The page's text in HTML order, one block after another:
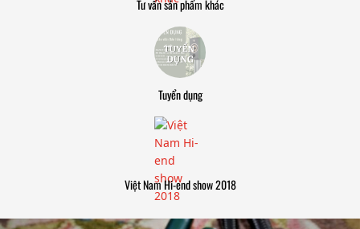
Tư vấn sản phẩm khác
Tuyển dụng
Việt Nam Hi-end show 2018